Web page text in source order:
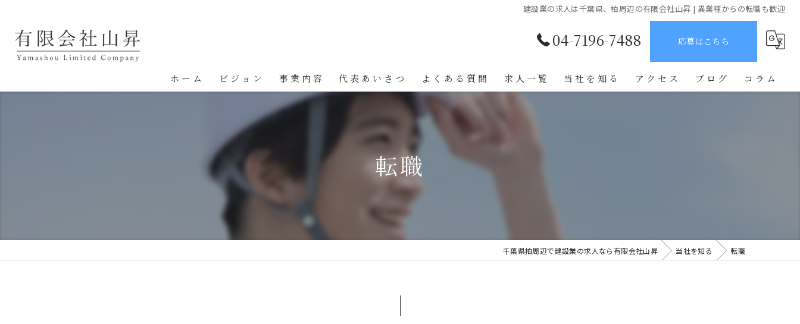
建設業の求人は千葉県、柏周辺の有限会社山昇 | 異業種からの転職も歓迎
04-7196-7488 応募はこちら
ホーム ビジョン 事業内容 代表あいさつ よくある質問 求人一覧 当社を知る アクセス ブログ コラム
転職
千葉県柏周辺で建設業の求人なら有限会社山昇 当社を知る 転職